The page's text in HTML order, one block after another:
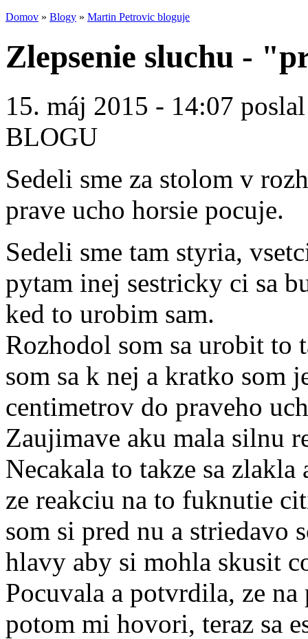
Domov » Blogy » Martin Petrovic bloguje
Zlepsenie sluchu -
15. máj 2015 - 14:07
BLOGU
Sedeli sme za stolom v
prave ucho horsie pocuje.
Sedeli sme tam styria,
pytam inej sestricky ci sa
ked to urobim sam.
Rozhodol som sa urobit to
som sa k nej a kratko som
centimetrov do praveho
Zaujimave aku mala silnu
Necakala to takze sa
ze reakciu na to fuknutie
som si pred nu a striedavo
hlavy aby si mohla skusit
Pocuvala a potvrdila, ze
potom mi hovori, teraz sa